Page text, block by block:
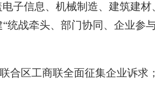
子信息、机械制造、建筑建材
统战牵头、部门协同、企业参
合区工商联全面征集企业诉求 ；